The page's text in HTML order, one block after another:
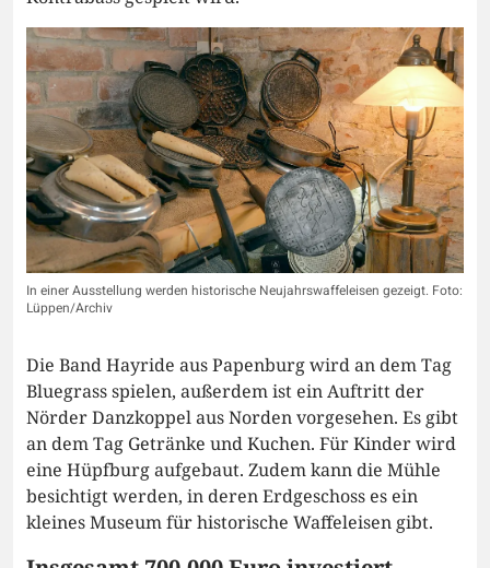
In einer Ausstellung werden historische Neujahrswaffeleisen gezeigt. Foto:
Lüppen/Archiv
Die Band Hayride aus Papenburg wird an dem Tag
Bluegrass spielen, außerdem ist ein Auftritt der
Nörder Danzkoppel aus Norden vorgesehen. Es gibt
an dem Tag Getränke und Kuchen. Für Kinder wird
eine Hüpfburg aufgebaut. Zudem kann die Mühle
besichtigt werden, in deren Erdgeschoss es ein
kleines Museum für historische Waffeleisen gibt.